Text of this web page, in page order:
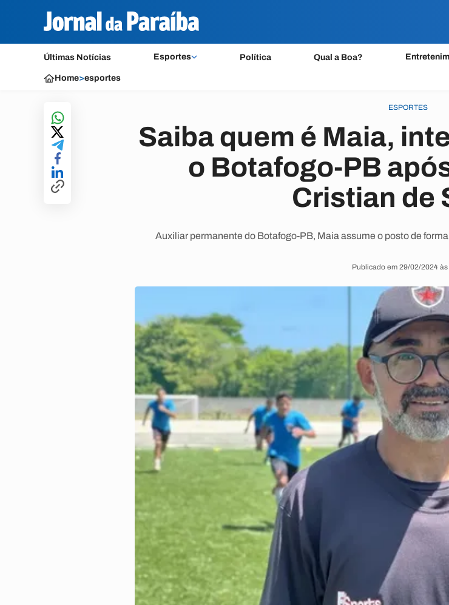
Últimas Notícias Esportes Política Qual a Boa?
Home>esportes
ESPORTES
Saiba quem é Maia,
o Botafogo-PB
Cristian de
Auxiliar permanente do Botafogo-PB, Maia assume o posto de
Publicado em 29/02/2024 às